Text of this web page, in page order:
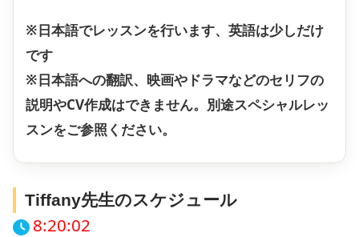
※日本語でレッスンを行います、英語は少しだけ
です
※日本語への翻訳、映画やドラマなどのセリフの
説明やCV作成はできません。別途スペシャルレッ
スンをご参照ください。
Tiffany先生のスケジュール
8:20:02